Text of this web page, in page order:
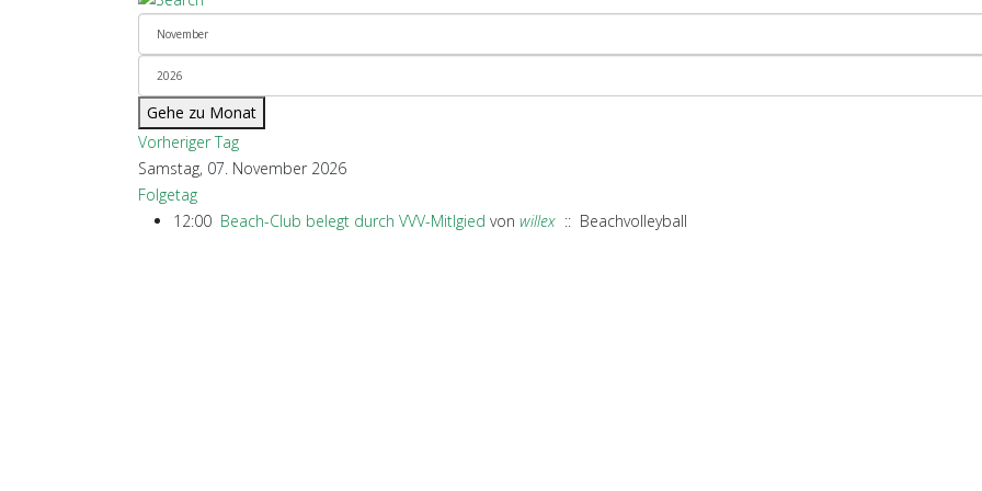
Gehe zu Monat
Vorheriger Tag
Samstag, 07. November 2026
Folgetag
12:00 Beach-Club belegt durch VVV-Mitlgied von willex :: Beachvolleyball